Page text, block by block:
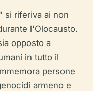
si riferiva ai non
l'Olocausto.
opposto a
in tutto il
persone
armeno e